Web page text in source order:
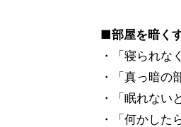
■部屋を暗く
・「寝られな
・「真っ暗の
・「眠れな
・「何かした